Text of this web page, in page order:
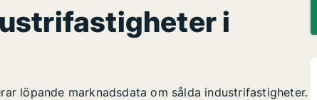
i
löpande marknadsdata om sålda industrifastigheter.